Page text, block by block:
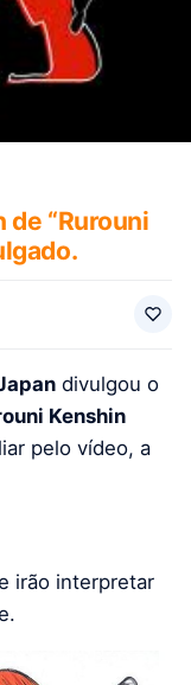
“Rurouni
divulgou o
Kenshin
pelo vídeo, a
irão interpretar